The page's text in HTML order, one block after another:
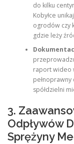
do kilku
Kobyłce
ogrodów czy
gdzie leży
raport wideo
spółdzielni
3.
Odpływów
Sprężyny